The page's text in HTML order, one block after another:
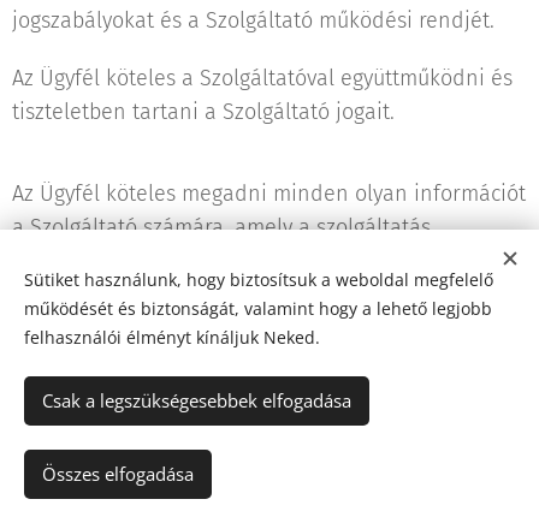
jogszabályokat és a Szolgáltató működési rendjét.
Az Ügyfél köteles a Szolgáltatóval együttműködni és
tiszteletben tartani a Szolgáltató jogait.
Az Ügyfél köteles megadni minden olyan információt
a Szolgáltató számára, amely a szolgáltatás
A Szolgáltató semmilyen felelősséget nem vállal az
Ügyfél által elhallgatott, vagy nem megfelelően
átadott információk miatti problémákért,
egészségkárosodásért.
Az Ügyfél kötelezettséget vállal arra, hogy nem
Sütiket használunk, hogy biztosítsuk a weboldal megfelelő
működését és biztonságát, valamint hogy a lehető legjobb
felhasználói élményt kínáljuk Neked.
Csak a legszükségesebbek elfogadása
Összes elfogadása